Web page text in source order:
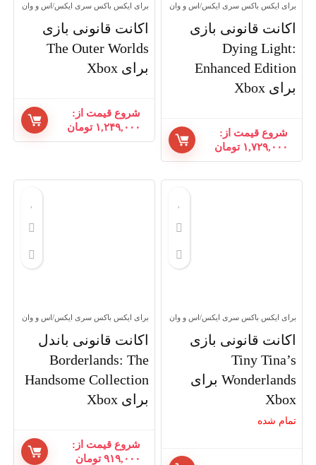
برای ایکس باکس سری ایکس/اس و وان
اکانت قانونی بازی
Dying Light:
Enhanced Edition
برای Xbox
شروع قیمت از:
۱,۷۲۹,۰۰۰ تومان
برای ایکس باکس سری ایکس/اس و وان
اکانت قانونی بازی
The Outer Worlds
برای Xbox
شروع قیمت از:
۱,۲۴۹,۰۰۰ تومان
برای ایکس باکس سری ایکس/اس و وان
اکانت قانونی بازی
Tiny Tina’s
Wonderlands برای
Xbox
تمام شده
برای ایکس باکس سری ایکس/اس و وان
اکانت قانونی باندل
Borderlands: The
Handsome Collection
برای Xbox
شروع قیمت از:
۹۱۹,۰۰۰ تومان